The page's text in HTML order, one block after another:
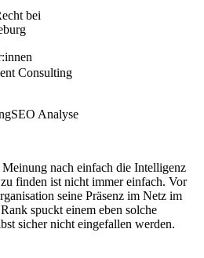
bei
Consulting
SEO Analyse
Meinung nach einfach die Intelligenz
finden ist nicht immer einfach. Vor
seine Präsenz im Netz im
spuckt einem eben solche
sicher nicht eingefallen werden.